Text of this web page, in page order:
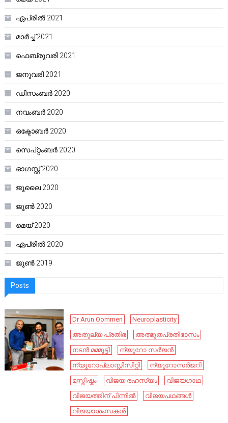
ഏപ്രിൽ 2021
മാർച്ച്‌ 2021
ഫെബ്രുവരി 2021
ജനുവരി 2021
ഡിസംബർ 2020
നവംബർ 2020
ഒക്ടോബർ 2020
സെപ്റ്റംബർ 2020
ഓഗസ്റ്റ്‌ 2020
ജൂലൈ 2020
ജൂൺ 2020
മെയ്‌ 2020
ഏപ്രിൽ 2020
ജൂൺ 2019
Posts
Dr Arun Oommen
Neuroplasticity
അതുല്യ പ്രതിഭ
അത്ഭുതപ്രതിഭാസം
നടൻ മമ്മൂട്ടി
ന്യൂറോ സർജൻ
ന്യൂറോപ്ലാസ്റ്റിസിറ്റി
ന്യൂറോസർജറി
മസ്തിഷ്കം
വിജയ രഹസ്യം
വിജയഗാഥ
വിജയത്തിന് പിന്നിൽ
വിജയപഥങ്ങൾ
വിജയാശംസകൾ